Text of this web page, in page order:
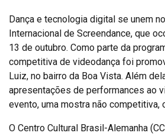
Dança e tecnologia digital se unem
Internacional de Screendance, que
13 de outubro. Como parte da
competitiva de videodança foi
Luiz, no bairro da Boa Vista. Além
apresentações de performances ao
evento, uma mostra não competitiva,
O Centro Cultural Brasil-Alemanha